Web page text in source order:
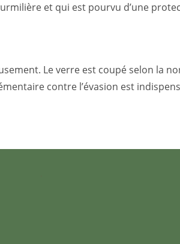
et qui est pourvu d’une
Le verre est coupé selon la
contre l’évasion est